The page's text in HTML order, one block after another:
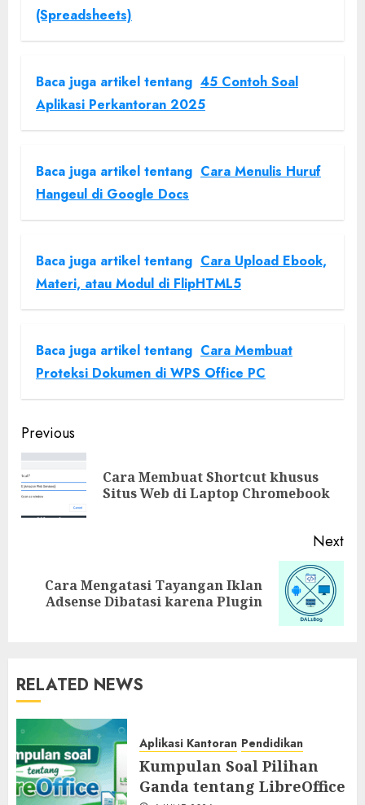
(Spreadsheets)
Baca juga artikel tentang 45 Contoh Soal
Aplikasi Perkantoran 2025
Baca juga artikel tentang Cara Menulis Huruf
Hangeul di Google Docs
Baca juga artikel tentang Cara Upload Ebook,
Materi, atau Modul di FlipHTML5
Baca juga artikel tentang Cara Membuat
Proteksi Dokumen di WPS Office PC
Previous
Cara Membuat Shortcut khusus
Situs Web di Laptop Chromebook
Next
Cara Mengatasi Tayangan Iklan
Adsense Dibatasi karena Plugin
RELATED NEWS
Aplikasi Kantoran Pendidikan
Kumpulan Soal Pilihan
Ganda tentang LibreOffice